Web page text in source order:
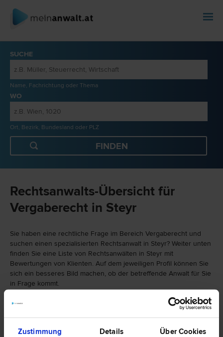
Zustimmung Details Über Cookies
SUCHE
Name, Fachrichtung oder Thema
WO
Ort, Bezirk, Bundesland oder PLZ
Rechtsanwalts-Übersicht für
Vergaberecht in Steyr
Sie haben eine rechtliche Frage im Bereich Vergaberecht und
suchen einen spezialisierten Rechtsanwalt in Steyr? Weiter unten
finden Sie eine Liste von Rechtsanwälten in Steyr mit
Bewertungen von Klienten. Auf dem jeweiligen Profil können Sie
sich ein besseres Bild machen, ob der betreffende Anwalt für Sie
in Frage kommt.
Falls Sie einen Rechtsanwalt in Steyr mit einer anderen